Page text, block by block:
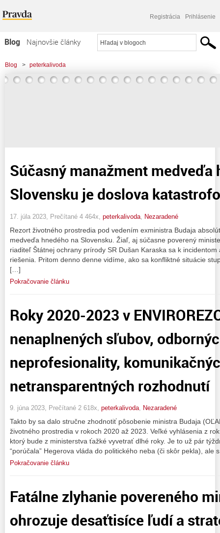
Registrácia Prihlásenie
Blog
Najnovšie články
Najčítanejšie články
Najkomentovanejšie články
Blog > peterkalivoda
Súčasný manažment medveďa
Slovensku je doslova
17. júla 2023, Prečítané 4 464x, peterkalivoda Nezaradené
Rezort životného prostredia pod vedením exministra Budaja
medveďa hnedého na Slovensku. Žiaľ, aj súčasne poverený
riaditeľ Štátnej ochrany prírody SR Dušan Karaska sa k
riešenia. Pritom denno denne vidíme, ako sa konfliktné situácie
[…]
Pokračovanie článku
Roky 2020-2023 v
nenaplnených sľubov,
neprofesionality,
netransparentných rozhodnutí
9. júna 2023, Prečítané 2 618x, peterkalivoda, Nezaradené
Takto by sa dalo stručne zhodnotiť pôsobenie ministra Budaja
životného prostredia v rokoch 2020 až 2023. Veľké vyhlásenia z
ktorý bude z ministerstva ťažké vyvetrať dlhé roky. Je to už pár
“porúčala” Hegerova vláda do politického neba (či skôr pekla), ale
Pokračovanie článku
Fatálne zlyhanie povereného
ohrozuje desaťtisíce ľudí a